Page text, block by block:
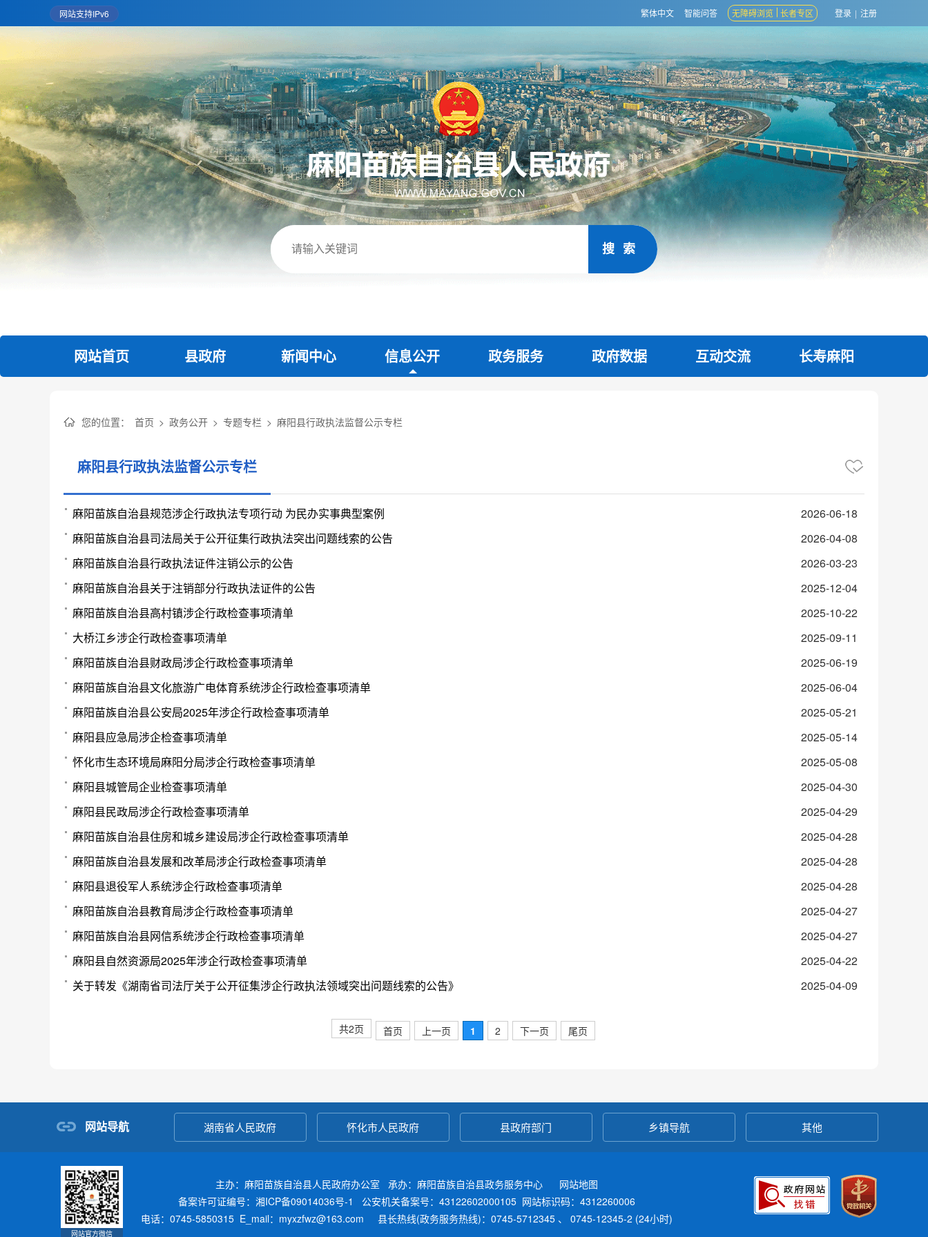
繁体中文 智能问答 无障碍浏览 长者专区 登录 | 注册
网站支持IPv6
网站首页 县政府 新闻中心 信息公开 政务服务 政府数据 互动交流 长寿麻阳
您的位置： 首页 > 政务公开 > 专题专栏 > 麻阳县行政执法监督公示专栏
麻阳县行政执法监督公示专栏
麻阳苗族自治县规范涉企行政执法专项行动 为民办实事典型案例
2026-06-18
麻阳苗族自治县司法局关于公开征集行政执法突出问题线索的公告
2026-04-08
麻阳苗族自治县行政执法证件注销公示的公告
2026-03-23
麻阳苗族自治县关于注销部分行政执法证件的公告
2025-12-04
麻阳苗族自治县高村镇涉企行政检查事项清单
2025-10-22
大桥江乡涉企行政检查事项清单
2025-09-11
麻阳苗族自治县财政局涉企行政检查事项清单
2025-06-19
麻阳苗族自治县文化旅游广电体育系统涉企行政检查事项清单
2025-06-04
麻阳苗族自治县公安局2025年涉企行政检查事项清单
2025-05-21
麻阳县应急局涉企检查事项清单
2025-05-14
怀化市生态环境局麻阳分局涉企行政检查事项清单
2025-05-08
麻阳县城管局企业检查事项清单
2025-04-30
麻阳县民政局涉企行政检查事项清单
2025-04-29
麻阳苗族自治县住房和城乡建设局涉企行政检查事项清单
2025-04-28
麻阳苗族自治县发展和改革局涉企行政检查事项清单
2025-04-28
麻阳县退役军人系统涉企行政检查事项清单
2025-04-28
麻阳苗族自治县教育局涉企行政检查事项清单
2025-04-27
麻阳苗族自治县网信系统涉企行政检查事项清单
2025-04-27
麻阳县自然资源局2025年涉企行政检查事项清单
2025-04-22
关于转发《湖南省司法厅关于公开征集涉企行政执法领域突出问题线索的公告》
2025-04-09
共2页 首页 上一页 1 2 下一页 尾页
网站导航 湖南省人民政府 怀化市人民政府 县政府部门 乡镇导航 其他
网站官方微信
主办：麻阳苗族自治县人民政府办公室 承办：麻阳苗族自治县政务服务中心
网站地图
备案许可证编号：湘ICP备09014036号-1
公安机关备案号：43122602000105 网站标识码：4312260006
电话：0745-5850315 E_mail：myxzfwz@163.com 县长热线(政务服务热线)：0745-5712345 、 0745-12345-2 (24小时)